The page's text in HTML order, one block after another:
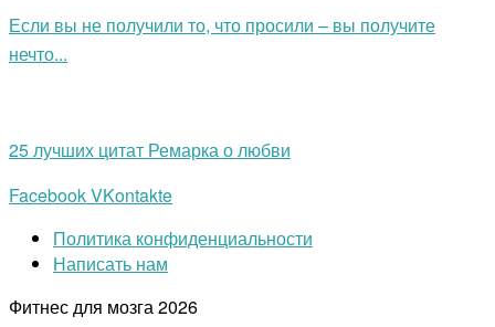
Если вы не получили то, что просили – вы получите
нечто...
25 лучших цитат Ремарка о любви
FacebookVKontakte
Политика конфиденциальности
Написать нам
Фитнес для мозга2026